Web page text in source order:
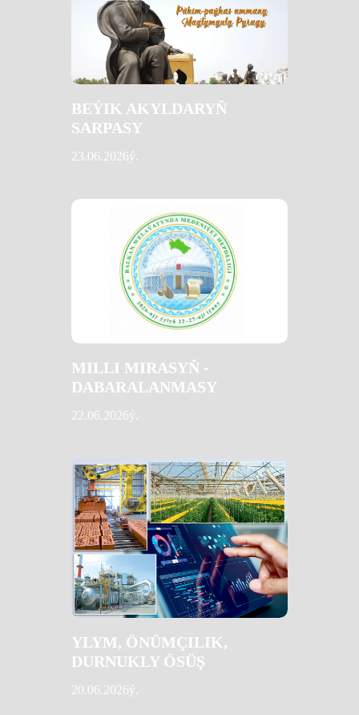
BEÝIK AKYLDARYŇ
SARPASY
23.06.2026ý.
MILLI MIRASYŇ -
DABARALANMASY
22.06.2026ý.
YLYM, ÖNÜMÇILIK,
DURNUKLY ÖSÜŞ
20.06.2026ý.